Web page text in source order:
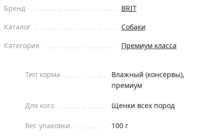
Бренд
BRIT
Каталог
Собаки
Категория
Премиум класса
Тип корма
Влажный (консервы),
премиум
Для кого Щенки всех пород
Вес упаковки 100 г